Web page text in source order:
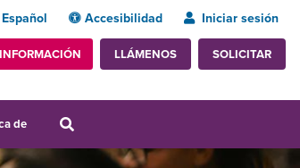
Español Accesibilidad Iniciar sesión
LLÁMENOS SOLICITAR
de